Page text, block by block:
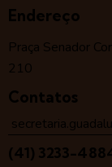
Endereço
Praça Senador
210
Contatos
(41) 3233-